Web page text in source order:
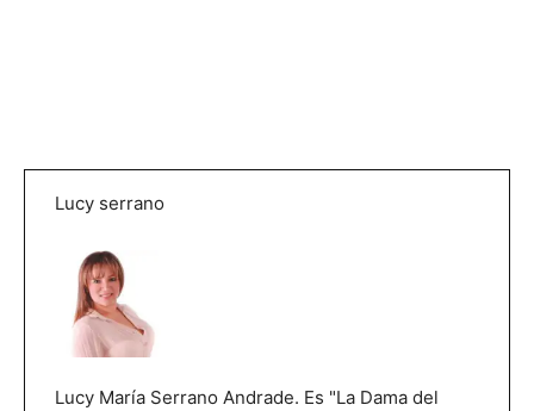
Lucy serrano
Lucy María Serrano Andrade. Es "La Dama del